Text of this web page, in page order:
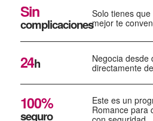
Sin
complicaciones
Solo tienes
mejor te
24h
Negocia desde
directamente
100%
seguro
Este es un
Romance para